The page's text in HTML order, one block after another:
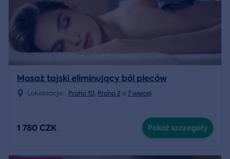
Masaż tajski eliminujący ból pleców
Lokalizacja: Praha 10, Praha 2 a 7 więcej
1 780 CZK Pokaż szczegóły